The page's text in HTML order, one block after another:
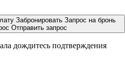
Забронировать Запрос на бронь
Отправить запрос
дождитесь подтверждения